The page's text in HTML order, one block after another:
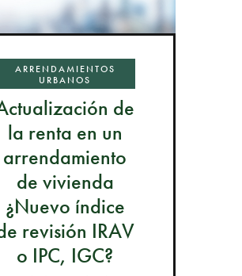
ARRENDAMIENTOS
URBANOS
de
la renta en un
arrendamiento
de vivienda
¿Nuevo índice
revisión IRAV
o IPC, IGC?